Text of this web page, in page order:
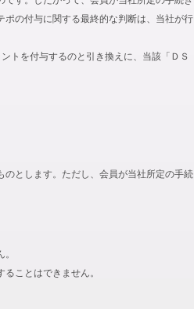
の付与に関する最終的な判断は、当社が行
トを付与するのと引き換えに、当該「ＤＳ
とします。ただし、会員が当社所定の手続
ことはできません。